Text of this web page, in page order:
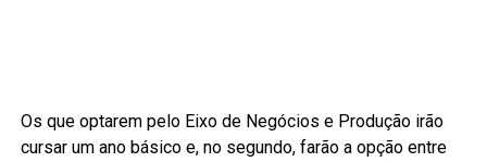
Os que optarem pelo Eixo de Negócios e Produção irão
cursar um ano básico e, no segundo, farão a opção entre